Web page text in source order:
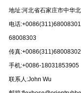
地址:河北省石家庄市中华
电话:+0086(311)68008301
68008303
传真:+0086(311)68008302
手机:+0086-18031853905
联系人:John Wu